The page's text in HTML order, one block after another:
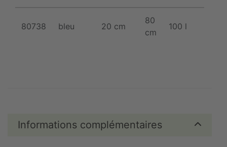
80738 bleu 20 cm
80
cm
100 l
Informations complémentaires